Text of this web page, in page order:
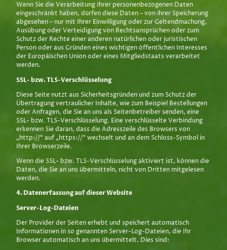
Wenn Sie die Verarbeitung Ihrer personenbezogenen Daten
eingeschränkt haben, dürfen diese Daten – von ihrer Speicherung
abgesehen – nur mit Ihrer Einwilligung oder zur Geltendmachung,
Ausübung oder Verteidigung von Rechtsansprüchen oder zum
Schutz der Rechte einer anderen natürlichen oder juristischen
Person oder aus Gründen eines wichtigen öffentlichen Interesses
der Europäischen Union oder eines Mitgliedstaats verarbeitet
werden.
SSL- bzw. TLS-Verschlüsselung
Diese Seite nutzt aus Sicherheitsgründen und zum Schutz der
Übertragung vertraulicher Inhalte, wie zum Beispiel Bestellungen
oder Anfragen, die Sie an uns als Seitenbetreiber senden, eine
SSL- bzw. TLS-Verschlüsselung. Eine verschlüsselte Verbindung
erkennen Sie daran, dass die Adresszeile des Browsers von
„http://“ auf „https://“ wechselt und an dem Schloss-Symbol in
Ihrer Browserzeile.
Wenn die SSL- bzw. TLS-Verschlüsselung aktiviert ist, können die
Daten, die Sie an uns übermitteln, nicht von Dritten mitgelesen
werden.
4. Datenerfassung auf dieser Website
Server-Log-Dateien
Der Provider der Seiten erhebt und speichert automatisch
Informationen in so genannten Server-Log-Dateien, die Ihr
Browser automatisch an uns übermittelt. Dies sind: